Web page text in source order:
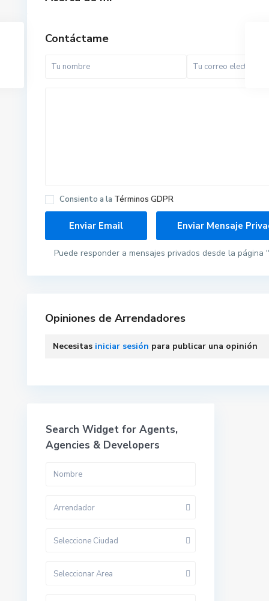
Contáctame
Consiento a la Términos GDPR
Puede responder a mensajes privados desde la
Opiniones de Arrendadores
Necesitas iniciar sesión para publicar una opinión
Search Widget for Agents,
Agencies & Developers
Arrendador
Seleccione Ciudad
Seleccionar Area